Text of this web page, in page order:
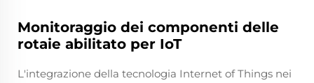
Monitoraggio dei componenti delle
rotaie abilitato per IoT
L'integrazione della tecnologia Internet of Things nei